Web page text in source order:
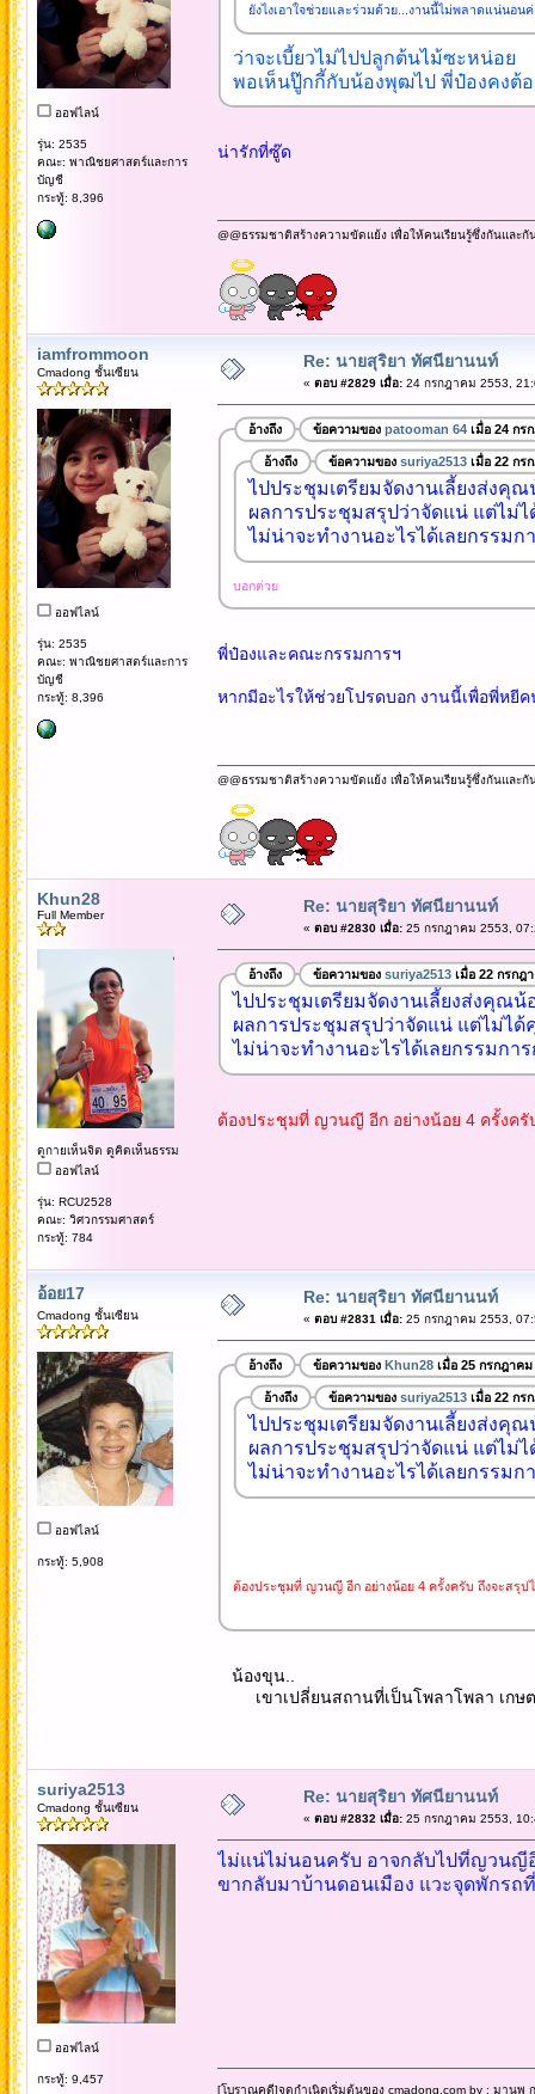
ออฟไลน์
รุ่น: 2535
คณะ: พาณิชยศาสตร์และการ
บัญชี
กระทู้: 8,396
ยังไงเอาใจช่วยและร่วมด้วย...งานนี้ไม่พลาดแน่นอนค่
ว่าจะเบี้ยวไม่ไปปลูกต้นไม้ซะหน่อย
พอเห็นปู๊กกี้กับน้องพุฒไป พี่ป๋องคงต้
น่ารักที่ซู๊ด
@@ธรรมชาติสร้างความขัดแย้ง เพื่อให้คนเรียนรู้ซึ่งกันและกั
iamfrommoon
Cmadong ชั้นเซียน
ออฟไลน์
รุ่น: 2535
คณะ: พาณิชยศาสตร์และการ
บัญชี
กระทู้: 8,396
Re: นายสุริยา ทัศนียานนท์
« ตอบ #2829 เมื่อ:24 กรกฎาคม 2553,
อ้างถึง ข้อความของ patooman 64เมื่อ 24 กร
อ้างถึง ข้อความของ suriya2513เมื่อ 22 กร
ไปประชุมเตรียมจัดงานเลี้ยงส่งคุ
ผลการประชุมสรุปว่าจัดแน่ แต่ไม่
ไม่น่าจะทำงานอะไรได้เลยกรรม
บอกต่วย
พี่ป๋องและคณะกรรมการฯ
หากมีอะไรให้ช่วยโปรดบอก งานนี้เพื่อพี่หยี
@@ธรรมชาติสร้างความขัดแย้ง เพื่อให้คนเรียนรู้ซึ่งกันและกั
Khun28
Full Member
ดูกายเห็นจิต ดูคิดเห็นธรรม
ออฟไลน์
รุ่น: RCU2528
คณะ: วิศวกรรมศาสตร์
กระทู้: 784
Re: นายสุริยา ทัศนียานนท์
« ตอบ #2830 เมื่อ:25 กรกฎาคม 2553,
อ้างถึง ข้อความของ suriya2513เมื่อ 22 กรกฎ
ไปประชุมเตรียมจัดงานเลี้ยงส่งคุณ
ผลการประชุมสรุปว่าจัดแน่ แต่ไม่ได้
ไม่น่าจะทำงานอะไรได้เลยกรรมกา
ต้องประชุมที่ ญวนญี อีก อย่างน้อย 4 ครั้งครั
อ้อย17
Cmadong ชั้นเซียน
ออฟไลน์
กระทู้: 5,908
Re: นายสุริยา ทัศนียานนท์
« ตอบ #2831 เมื่อ:25 กรกฎาคม 2553,
อ้างถึง ข้อความของ Khun28เมื่อ 25 กรกฎาคม
อ้างถึง ข้อความของ suriya2513เมื่อ 22 กร
ไปประชุมเตรียมจัดงานเลี้ยงส่งคุ
ผลการประชุมสรุปว่าจัดแน่ แต่ไม่
ไม่น่าจะทำงานอะไรได้เลยกรรม
ต้องประชุมที่ ญวนญี อีก อย่างน้อย 4 ครั้งครับ ถึงจะสรุป
น้องขุน..
เขาเปลี่ยนสถานที่เป็นโพลาโพลา เกษ
suriya2513
Cmadong ชั้นเซียน
ออฟไลน์
กระทู้: 9,457
Re: นายสุริยา ทัศนียานนท์
« ตอบ #2832 เมื่อ:25 กรกฎาคม 2553,
ไม่แน่ไม่นอนครับ อาจกลับไปที่ญวนญี
ขากลับมาบ้านดอนเมือง แวะจุดพักร
[โบราณคดี]จุดกำเนิดเริ่มต้นของ cmadong.com by : มานพ